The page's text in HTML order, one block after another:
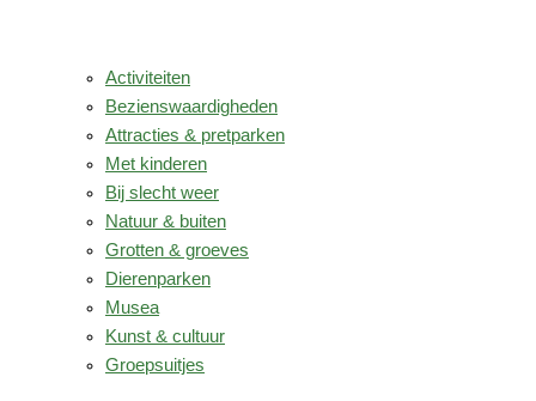
Activiteiten
Bezienswaardigheden
Attracties & pretparken
Met kinderen
Bij slecht weer
Natuur & buiten
Grotten & groeves
Dierenparken
Musea
Kunst & cultuur
Groepsuitjes